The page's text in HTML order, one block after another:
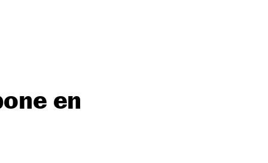
en